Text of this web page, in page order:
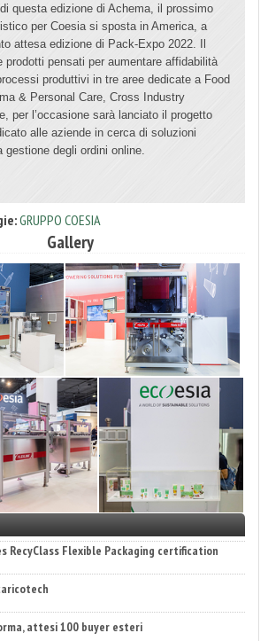
questa edizione di Achema, il prossimo
per Coesia si sposta in America, a
attesa edizione di Pack-Expo 2022. Il
prodotti pensati per aumentare affidabilità
produttivi in tre aree dedicate a Food
& Personal Care, Cross Industry
per l’occasione sarà lanciato il progetto
alle aziende in cerca di soluzioni
gestione degli ordini online.
GRUPPO COESIA
Gallery
RecyClass Flexible Packaging certification
attesi 100 buyer esteri